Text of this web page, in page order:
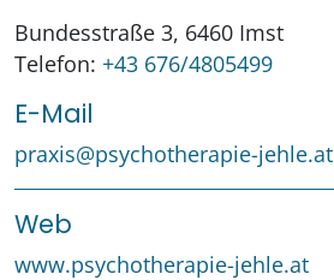
Bundesstraße 3, 6460 Imst
Telefon: +43 676/4805499
E-Mail
praxis@psychotherapie-jehle.at
Web
www.psychotherapie-jehle.at